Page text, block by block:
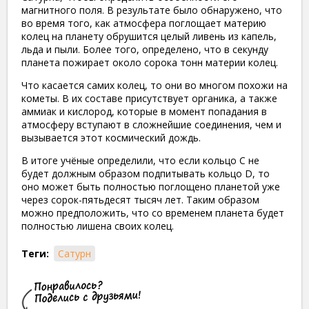
магнитного поля. В результате было обнаружено, что
во время того, как атмосфера поглощает материю
колец на планету обрушится целый ливень из капель,
льда и пыли. Более того, определено, что в секунду
планета пожирает около сорока тонн материи колец.
Что касается самих колец, то они во многом похожи на
кометы. В их составе присутствует органика, а также
аммиак и кислород, которые в момент попадания в
атмосферу вступают в сложнейшие соединения, чем и
вызывается этот космический дождь.
В итоге учёные определили, что если кольцо С не
будет должным образом подпитывать кольцо D, то
оно может быть полностью поглощено планетой уже
через сорок-пятьдесят тысяч лет. Таким образом
можно предположить, что со временем планета будет
полностью лишена своих колец.
Теги: Сатурн